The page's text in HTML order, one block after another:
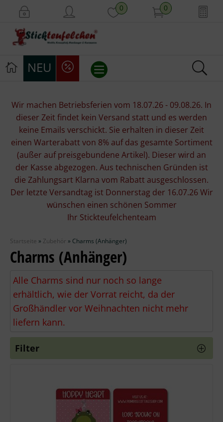
0 0
NEU
Stickpackungen
Stickgarne
Stoffe
Mill Hill Beads
Wolle
Stricknadeln
Knüpfpackungen
Ausverkauf
Wir machen Betriebsferien vom 18.07.26 - 09.08.26. In
dieser Zeit findet kein Versand statt und es werden
keine Emails verschickt. Sie erhalten in dieser Zeit
einen Warterabatt von 8% auf das gesamte Sortiment
(außer auf preisgebundene Artikel). Dieser wird an
der Kasse abgezogen. Aus technischen Gründen ist
die Zahlungsart Klarna vom Rabatt ausgeschlossen.
Der letzte Versandtag ist Donnerstag der 16.07.26 Wir
wünschen einen schönen Sommer
Ihr Stickteufelchenteam
Startseite » Zubehör » Charms (Anhänger)
Charms (Anhänger)
Alle Charms sind nur noch so lange
erhältlich, wie der Vorrat reicht, da der
Großhändler vor Weihnachten nicht mehr
liefern kann.
Filter